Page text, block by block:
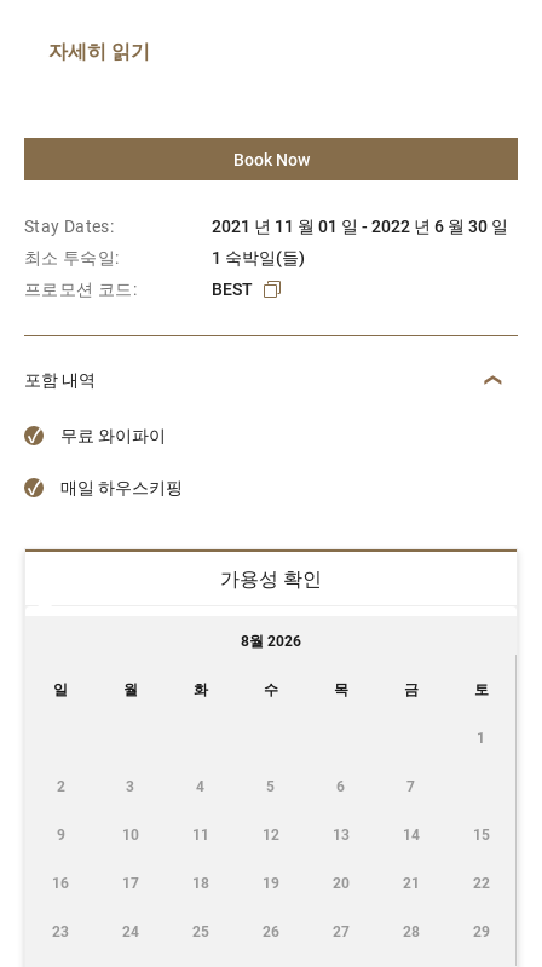
자세히 읽기
Book Now
Stay Dates:
2021 년 11 월 01 일 - 2022 년 6 월 30 일
최소 투숙일:
1 숙박일(들)
프로모션 코드:
BEST
포함 내역
무료 와이파이
매일 하우스키핑
가용성 확인
8월 2026
일 월 화 수 목 금 토
1
2 3 4 5 6 7
9 10 11 12 13 14 15
16 17 18 19 20 21 22
23 24 25 26 27 28 29